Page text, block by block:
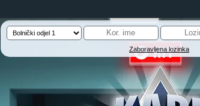
Zaboravljena lozinka